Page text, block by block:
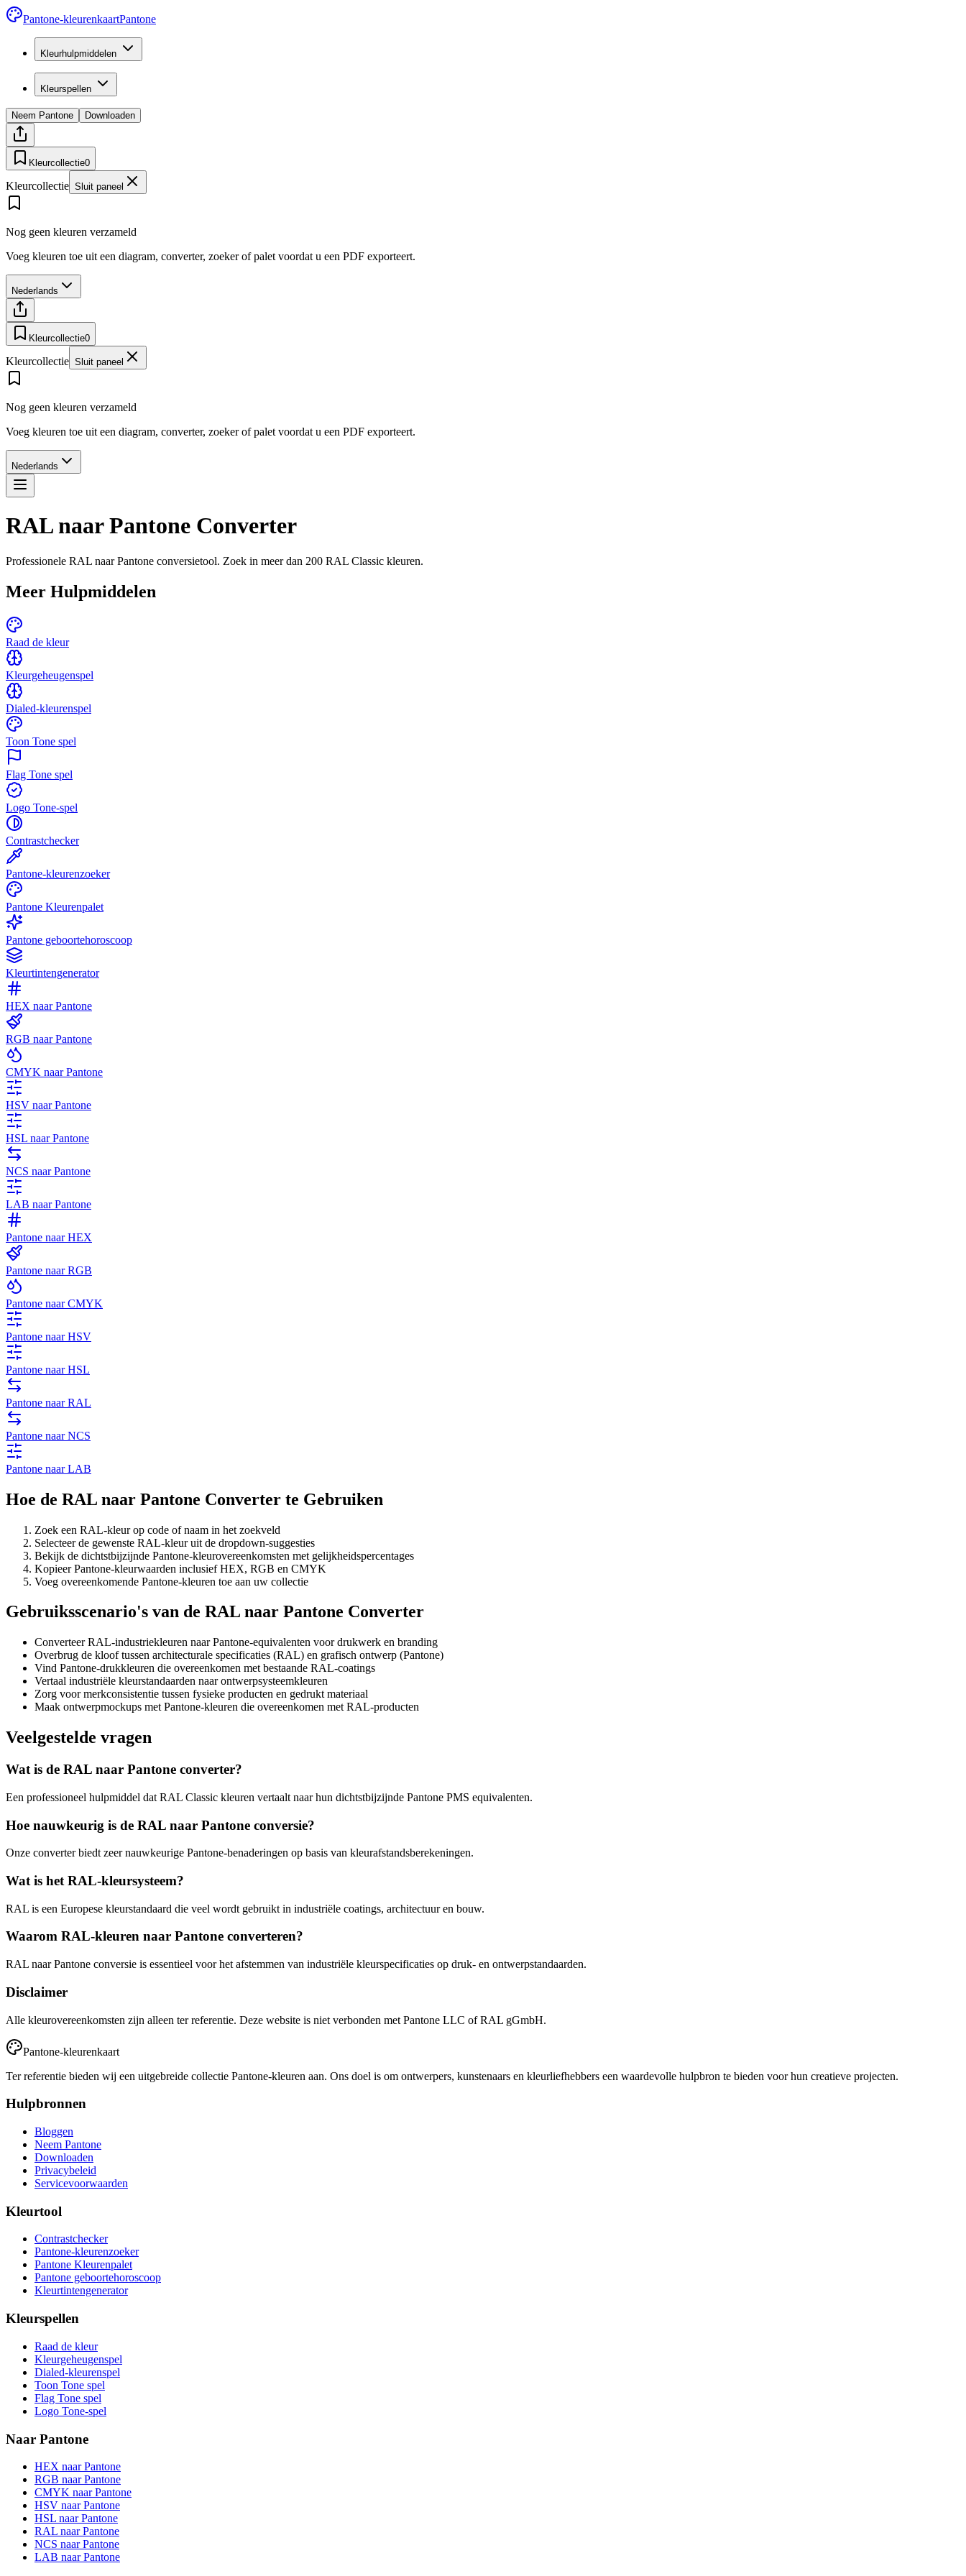
Pantone-kleurenkaartPantone
Kleurhulpmiddelen
Kleurspellen
Neem Pantone Downloaden
Kleurcollectie0
Kleurcollectie Sluit paneel
Nog geen kleuren verzameld
Voeg kleuren toe uit een diagram, converter, zoeker of palet voordat u een PDF exporteert.
Nederlands
Kleurcollectie0
Kleurcollectie Sluit paneel
Nog geen kleuren verzameld
Voeg kleuren toe uit een diagram, converter, zoeker of palet voordat u een PDF exporteert.
Nederlands
RAL naar Pantone Converter
Professionele RAL naar Pantone conversietool. Zoek in meer dan 200 RAL Classic kleuren.
Meer Hulpmiddelen
Raad de kleur
Kleurgeheugenspel
Dialed-kleurenspel
Toon Tone spel
Flag Tone spel
Logo Tone-spel
Contrastchecker
Pantone-kleurenzoeker
Pantone Kleurenpalet
Pantone geboortehoroscoop
Kleurtintengenerator
HEX naar Pantone
RGB naar Pantone
CMYK naar Pantone
HSV naar Pantone
HSL naar Pantone
NCS naar Pantone
LAB naar Pantone
Pantone naar HEX
Pantone naar RGB
Pantone naar CMYK
Pantone naar HSV
Pantone naar HSL
Pantone naar RAL
Pantone naar NCS
Pantone naar LAB
Hoe de RAL naar Pantone Converter te Gebruiken
Zoek een RAL-kleur op code of naam in het zoekveld
Selecteer de gewenste RAL-kleur uit de dropdown-suggesties
Bekijk de dichtstbijzijnde Pantone-kleurovereenkomsten met gelijkheidspercentages
Kopieer Pantone-kleurwaarden inclusief HEX, RGB en CMYK
Voeg overeenkomende Pantone-kleuren toe aan uw collectie
Gebruiksscenario's van de RAL naar Pantone Converter
Converteer RAL-industriekleuren naar Pantone-equivalenten voor drukwerk en branding
Overbrug de kloof tussen architecturale specificaties (RAL) en grafisch ontwerp (Pantone)
Vind Pantone-drukkleuren die overeenkomen met bestaande RAL-coatings
Vertaal industriële kleurstandaarden naar ontwerpsysteemkleuren
Zorg voor merkconsistentie tussen fysieke producten en gedrukt materiaal
Maak ontwerpmockups met Pantone-kleuren die overeenkomen met RAL-producten
Veelgestelde vragen
Wat is de RAL naar Pantone converter?
Een professioneel hulpmiddel dat RAL Classic kleuren vertaalt naar hun dichtstbijzijnde Pantone PMS equivalenten.
Hoe nauwkeurig is de RAL naar Pantone conversie?
Onze converter biedt zeer nauwkeurige Pantone-benaderingen op basis van kleurafstandsberekeningen.
Wat is het RAL-kleursysteem?
RAL is een Europese kleurstandaard die veel wordt gebruikt in industriële coatings, architectuur en bouw.
Waarom RAL-kleuren naar Pantone converteren?
RAL naar Pantone conversie is essentieel voor het afstemmen van industriële kleurspecificaties op druk- en ontwerpstandaarden.
Disclaimer
Alle kleurovereenkomsten zijn alleen ter referentie. Deze website is niet verbonden met Pantone LLC of RAL gGmbH.
Pantone-kleurenkaart
Ter referentie bieden wij een uitgebreide collectie Pantone-kleuren aan. Ons doel is om ontwerpers, kunstenaars en kleurliefhebbers een waardevolle hulpbron te bieden voor hun creatieve projecten.
Hulpbronnen
Bloggen
Neem Pantone
Downloaden
Privacybeleid
Servicevoorwaarden
Kleurtool
Contrastchecker
Pantone-kleurenzoeker
Pantone Kleurenpalet
Pantone geboortehoroscoop
Kleurtintengenerator
Kleurspellen
Raad de kleur
Kleurgeheugenspel
Dialed-kleurenspel
Toon Tone spel
Flag Tone spel
Logo Tone-spel
Naar Pantone
HEX naar Pantone
RGB naar Pantone
CMYK naar Pantone
HSV naar Pantone
HSL naar Pantone
RAL naar Pantone
NCS naar Pantone
LAB naar Pantone